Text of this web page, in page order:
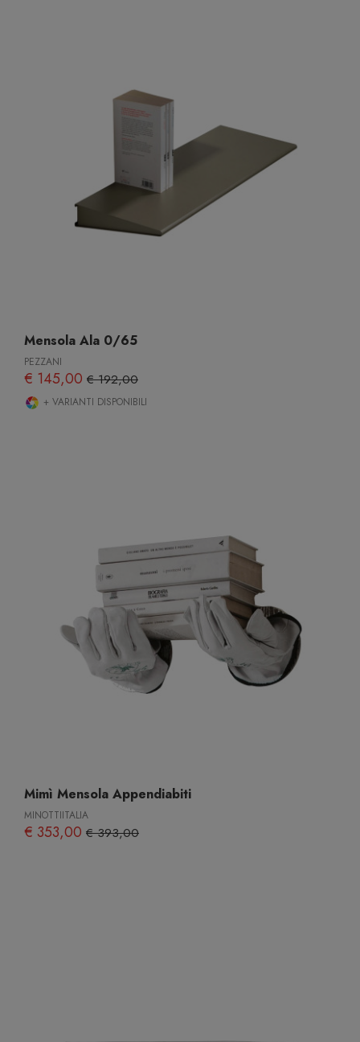
Mensola Ala 0/65
PEZZANI
€ 145,00 € 192,00
+ VARIANTI DISPONIBILI
Mimì Mensola Appendiabiti
MINOTTIITALIA
€ 353,00 € 393,00